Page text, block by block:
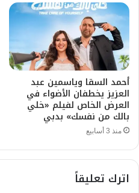
أحمد السقا وياسمين عبد
العزيز يخطفان الأضواء في
العرض الخاص لفيلم «خلي
بالك من نفسك» بدبي
منذ 3 أسابيع
اترك تعليقاً